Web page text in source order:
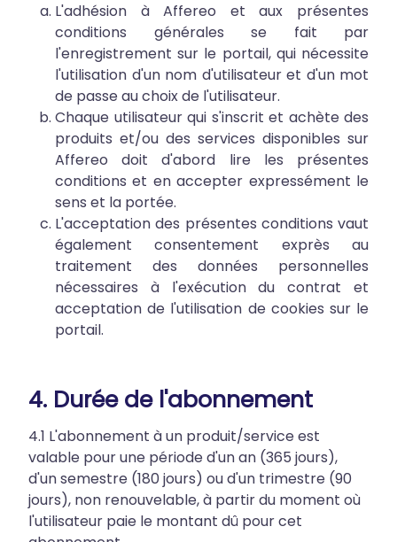
L'adhésion à Affereo et aux présentes
conditions générales se fait par
l'enregistrement sur le portail, qui nécessite
l'utilisation d'un nom d'utilisateur et d'un mot
de passe au choix de l'utilisateur.
Chaque utilisateur qui s'inscrit et achète des
produits et/ou des services disponibles sur
Affereo doit d'abord lire les présentes
conditions et en accepter expressément le
sens et la portée.
L'acceptation des présentes conditions vaut
également consentement exprès au
traitement des données personnelles
nécessaires à l'exécution du contrat et
acceptation de l'utilisation de cookies sur le
portail.
4. Durée de l'abonnement
4.1 L'abonnement à un produit/service est
valable pour une période d'un an (365 jours),
d'un semestre (180 jours) ou d'un trimestre (90
jours), non renouvelable, à partir du moment où
l'utilisateur paie le montant dû pour cet